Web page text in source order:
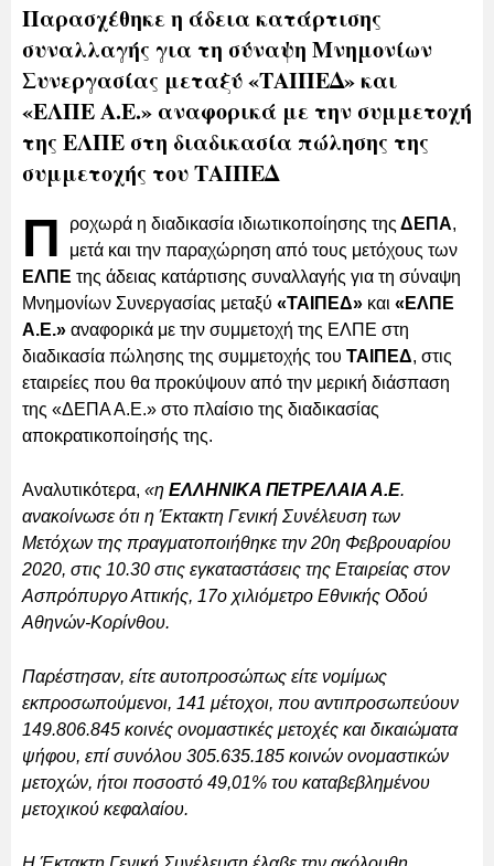
Παρασχέθηκε η άδεια κατάρτισης
συναλλαγής για τη σύναψη Μνημονίων
Συνεργασίας μεταξύ «ΤΑΙΠΕΔ» και
«ΕΛΠΕ Α.Ε.» αναφορικά με την συμμετοχή
της ΕΛΠΕ στη διαδικασία πώλησης της
συμμετοχής του ΤΑΙΠΕΔ
Π ροχωρά η διαδικασία ιδιωτικοποίησης της ΔΕΠΑ,
μετά και την παραχώρηση από τους μετόχους των
ΕΛΠΕ της άδειας κατάρτισης συναλλαγής για τη σύναψη
Μνημονίων Συνεργασίας μεταξύ «ΤΑΙΠΕΔ» και «ΕΛΠΕ
Α.Ε.» αναφορικά με την συμμετοχή της ΕΛΠΕ στη
διαδικασία πώλησης της συμμετοχής του ΤΑΙΠΕΔ, στις
εταιρείες που θα προκύψουν από την μερική διάσπαση
της «ΔΕΠΑ Α.Ε.» στο πλαίσιο της διαδικασίας
αποκρατικοποίησής της.
Αναλυτικότερα, «η ΕΛΛΗΝΙΚΑ ΠΕΤΡΕΛΑΙΑ Α.Ε.
ανακοίνωσε ότι η Έκτακτη Γενική Συνέλευση των
Μετόχων της πραγματοποιήθηκε την 20η Φεβρουαρίου
2020, στις 10.30 στις εγκαταστάσεις της Εταιρείας στον
Ασπρόπυργο Αττικής, 17ο χιλιόμετρο Εθνικής Οδού
Αθηνών-Κορίνθου.
Παρέστησαν, είτε αυτοπροσώπως είτε νομίμως
εκπροσωπούμενοι, 141 μέτοχοι, που αντιπροσωπεύουν
149.806.845 κοινές ονομαστικές μετοχές και δικαιώματα
ψήφου, επί συνόλου 305.635.185 κοινών ονομαστικών
μετοχών, ήτοι ποσοστό 49,01% του καταβεβλημένου
μετοχικού κεφαλαίου.